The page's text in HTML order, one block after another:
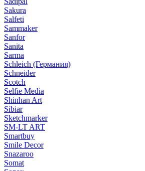
Sakura
Salfeti
Sammaker
Sanfor
Sanita
Sarma
Schleich (Германия)
Schneider
Scotch
Selfie Media
Shinhan Art
Sibiar
Sketchmarker
SM-LT ART
Smartbuy
Smile Decor
Snazaroo
Somat